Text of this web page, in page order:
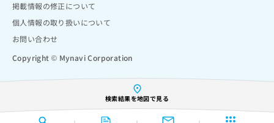
検索結果を地図で見る
掲載情報の修正について
個人情報の取り扱いについて
お問い合わせ
Copyright © Mynavi Corporation